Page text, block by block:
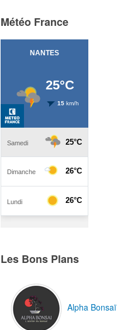
Météo France
Les Bons Plans
Alpha Bonsaï